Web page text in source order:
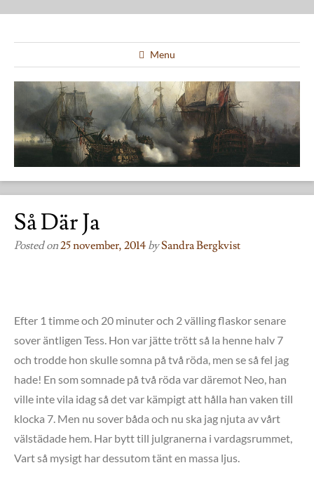
Menu
Så Där Ja
Posted on25 november, 2014 bySandra Bergkvist
Efter 1 timme och 20 minuter och 2 välling flaskor senare
sover äntligen Tess. Hon var jätte trött så la henne halv 7
och trodde hon skulle somna på två röda, men se så fel jag
hade! En som somnade på två röda var däremot Neo, han
ville inte vila idag så det var kämpigt att hålla han vaken till
klocka 7. Men nu sover båda och nu ska jag njuta av vårt
välstädade hem. Har bytt till julgranerna i vardagsrummet,
Vart så mysigt har dessutom tänt en massa ljus.